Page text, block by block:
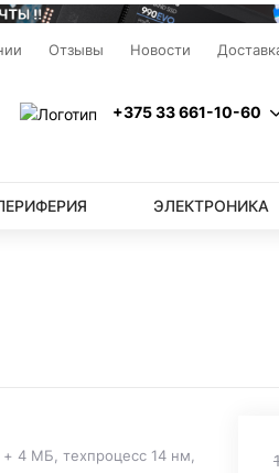
Отзывы Новости
+375 33 661-10-60
ЭЛЕКТРОНИКА
4 МБ, техпроцесс 14 нм,